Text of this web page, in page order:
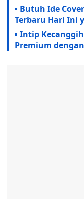
Butuh Ide
Terbaru Hari Ini
Intip
Premium